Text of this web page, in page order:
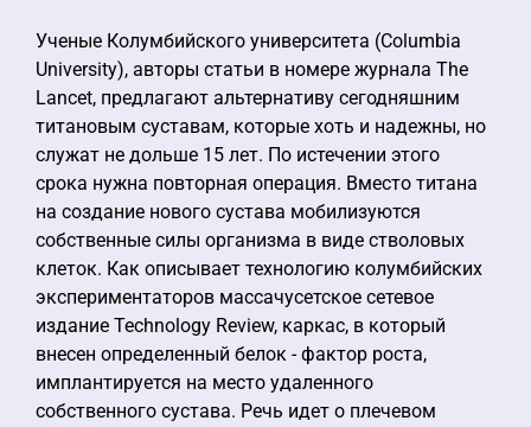
Ученые Колумбийского университета (Columbia
University), авторы статьи в номере журнала The
Lancet, предлагают альтернативу сегодняшним
титановым суставам, которые хоть и надежны, но
служат не дольше 15 лет. По истечении этого
срока нужна повторная операция. Вместо титана
на создание нового сустава мобилизуются
собственные силы организма в виде стволовых
клеток. Как описывает технологию колумбийских
экспериментаторов массачусетское сетевое
издание Technology Review, каркас, в который
внесен определенный белок - фактор роста,
имплантируется на место удаленного
собственного сустава. Речь идет о плечевом